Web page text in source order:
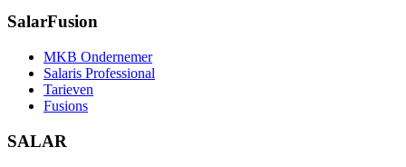
SalarFusion
MKB Ondernemer
Salaris Professional
Tarieven
Fusions
SALAR